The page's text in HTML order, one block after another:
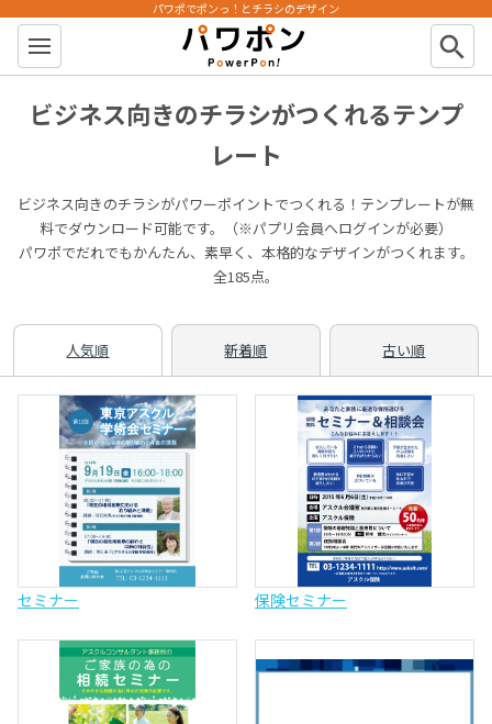
パワポン
パワポでポンっ！とチラシのデザイン
search
ビジネス向きのチラシがつくれるテンプ
レート
ビジネス向きのチラシがパワーポイントでつくれる！テンプレートが無
料でダウンロード可能です。（※パプリ会員へログインが必要）
パワポでだれでもかんたん、素早く、本格的なデザインがつくれます。
全185点。
人気順 新着順 古い順
セミナー 保険セミナー